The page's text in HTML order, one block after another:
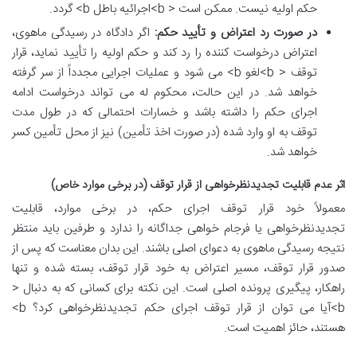
حکم اولیه نیست. ممکن است < b>اجرائیه باطل b> گردد.
در صورت رد اعتراض و تأیید حکم: اگر دادگاه در رسیدگی ماهوی،
اعتراض درخواست کننده را رد کند و حکم اولیه را تأیید نماید، قرار
توقف < b>لغو b> می شود و عملیات اجرایی مجدداً از سر گرفته
خواهد شد. در این حالت، محکوم له می تواند درخواست ادامه
اجرای حکم را داشته باشد و خسارات احتمالی که در طول مدت
توقف به او وارد شده (در صورت اخذ تأمین) نیز از محل تأمین کسر
خواهد شد.
اثر عدم قابلیت تجدیدنظرخواهی از قرار توقف (در برخی موارد خاص)
معمولاً خود قرار توقف اجرای حکم، در برخی موارد، قابلیت
تجدیدنظرخواهی یا فرجام خواهی جداگانه را ندارد و طرفین باید منتظر
نتیجه رسیدگی ماهوی به دعوای اصلی باشند. این بدان معناست که پس از
صدور قرار توقف، مسیر اعتراض به خود قرار توقف، بسته شده و تنها
راهکار، پیگیری پرونده اصلی است. این نکته برای کسانی که به دنبال <
b>آیا می توان از قرار توقف اجرای حکم تجدیدنظرخواهی کرد؟ b>
هستند، حائز اهمیت است.